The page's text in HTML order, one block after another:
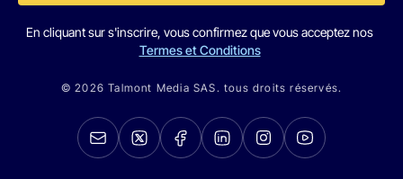
En cliquant sur s'inscrire, vous confirmez que vous acceptez nos
Termes et Conditions
© 2026 Talmont Media SAS. tous droits réservés.